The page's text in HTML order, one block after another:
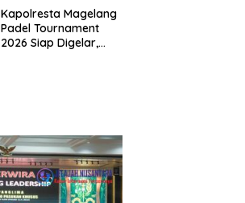
Kapolresta Magelang
Padel Tournament
2026 Siap Digelar,